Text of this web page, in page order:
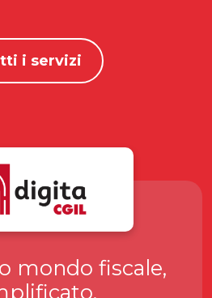
i servizi
mondo fiscale,